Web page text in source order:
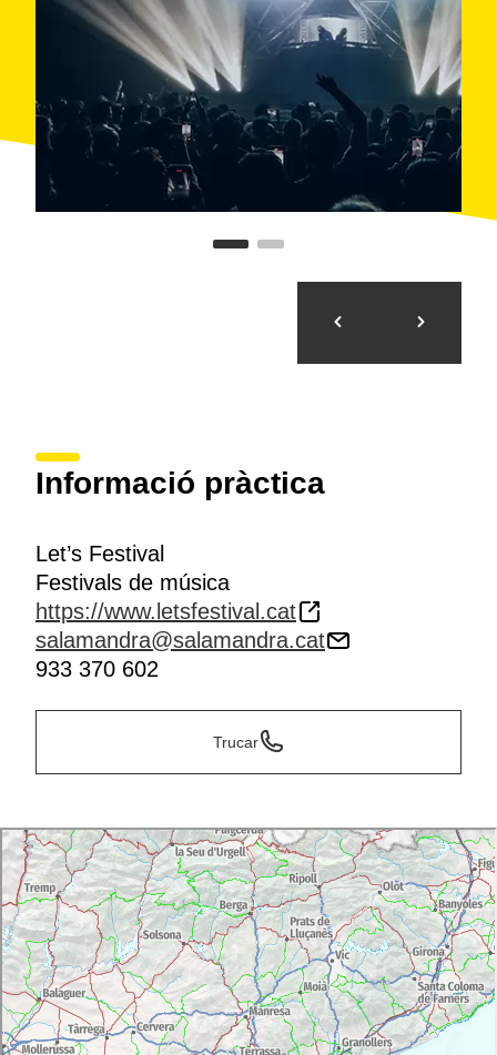
Informació pràctica
Let’s Festival
Festivals de música
https://www.letsfestival.cat
salamandra@salamandra.cat
933 370 602
Trucar